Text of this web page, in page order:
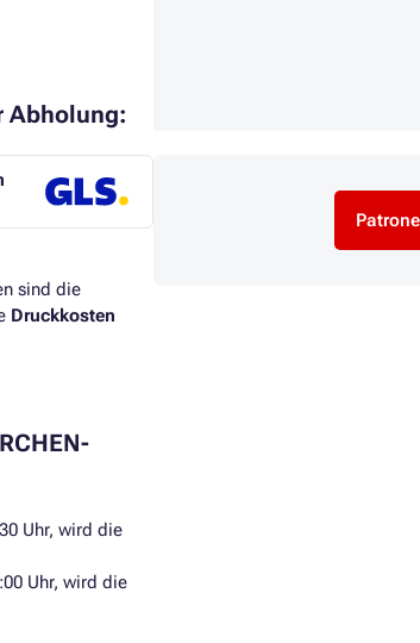
Abholung:
sind die
Druckkosten
Uhr, wird die
Uhr, wird die